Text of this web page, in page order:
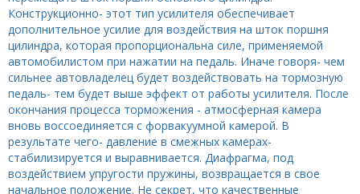
Конструкционно- этот тип усилителя обеспечивает
дополнительное усилие для воздействия на шток поршня
цилиндра, которая пропорциональна силе, применяемой
автомобилистом при нажатии на педаль. Иначе говоря- чем
сильнее автовладелец будет воздействовать на тормозную
педаль- тем будет выше эффект от работы усилителя. После
окончания процесса торможения - атмосферная камера
вновь воссоединяется с форвакуумной камерой. В
результате чего- давление в смежных камерах-
стабилизируется и выравнивается. Диафрагма, под
воздействием упругости пружины, возвращается в свое
начальное положение. Не секрет, что качественные